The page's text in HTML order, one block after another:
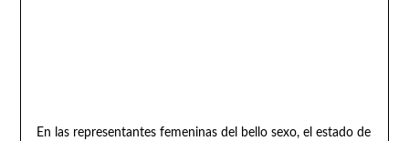
En las representantes femeninas del bello sexo, el estado de